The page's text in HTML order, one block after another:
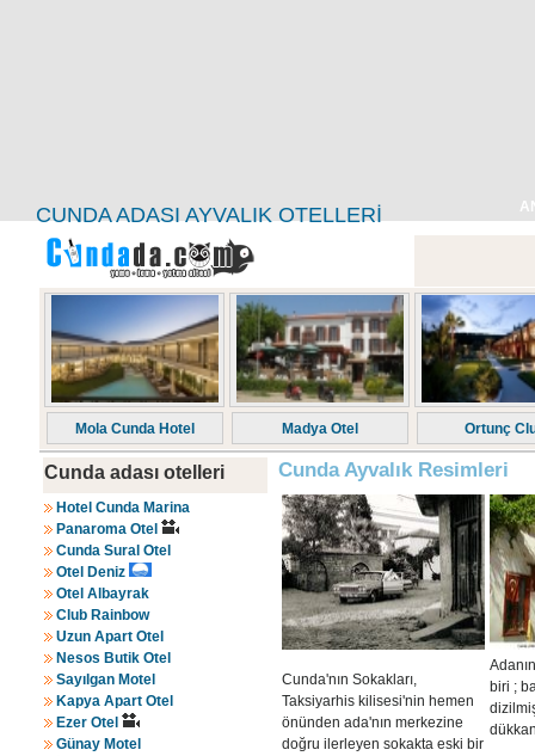
CUNDA ADASI AYVALIK OTELLERI
Mola Cunda Hotel Madya Otel Ortunç
Cunda adası otelleri
Hotel Cunda Marina
Panaroma Otel
Cunda Sural Otel
Otel Deniz
Otel Albayrak
Club Rainbow
Uzun Apart Otel
Nesos Butik Otel
Sayılgan Motel
Kapya Apart Otel
Ezer Otel
Günay Motel
Cunda Ayvalık Resimleri
Cunda'nın Sokakları,
Taksiyarhis kilisesi'nin hemen
önünden ada'nın merkezine
doğru ilerleyen sokakta eski bir
biri ;